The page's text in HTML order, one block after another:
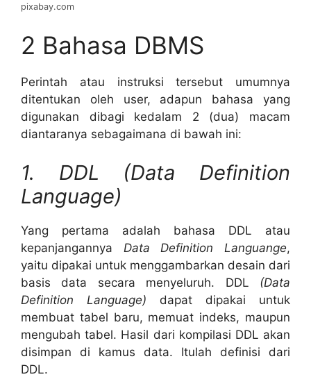
pixabay.com
2 Bahasa DBMS
Perintah atau instruksi tersebut umumnya
ditentukan oleh user, adapun bahasa yang
digunakan dibagi kedalam 2 (dua) macam
diantaranya sebagaimana di bawah ini:
1. DDL (Data Definition
Language)
Yang pertama adalah bahasa DDL atau
kepanjangannya Data Definition Languange,
yaitu dipakai untuk menggambarkan desain dari
basis data secara menyeluruh. DDL (Data
Definition Language) dapat dipakai untuk
membuat tabel baru, memuat indeks, maupun
mengubah tabel. Hasil dari kompilasi DDL akan
disimpan di kamus data. Itulah definisi dari
DDL.